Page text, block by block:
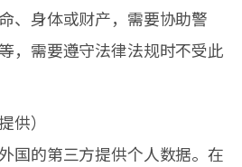
、身体或财产，需要协助警
，需要遵守法律法规时不受此
供）
国的第三方提供个人数据。在